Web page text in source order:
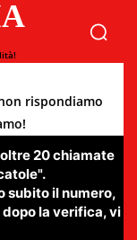
rispondiamo
20 chiamate
subito il numero,
la verifica, vi